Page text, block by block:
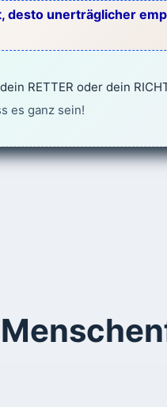
desto unerträglicher
RETTER oder dein
es ganz sein!